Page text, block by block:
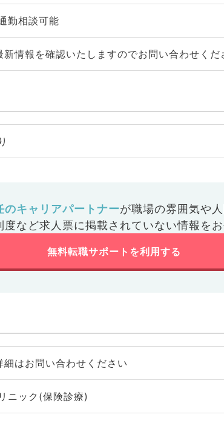
勤相談可能
新情報を確認いたしますのでお問い合わせくだ
のキャリアパートナーが職場の雰囲気や人
度など求人票に掲載されていない情報をお
無料転職サポートを利用する
細はお問い合わせください
ニック(保険診療)